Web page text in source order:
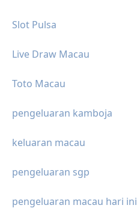
Slot Pulsa
Live Draw Macau
Toto Macau
pengeluaran kamboja
keluaran macau
pengeluaran sgp
pengeluaran macau hari ini